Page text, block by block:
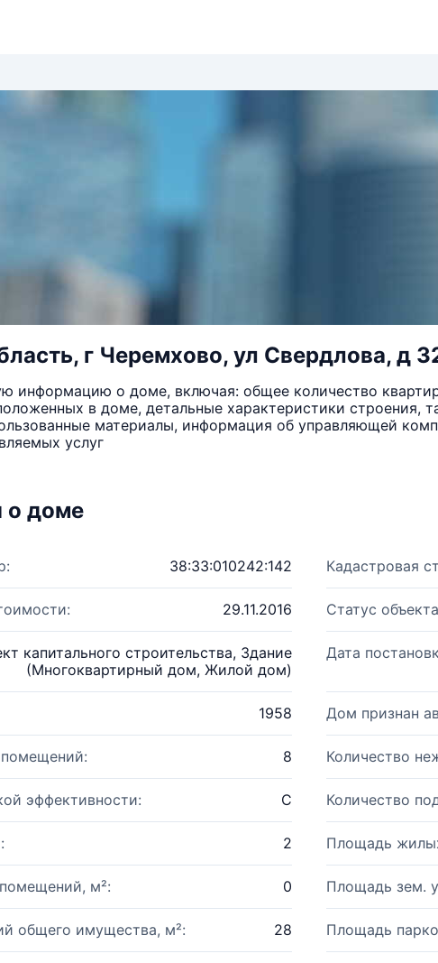
г Черемхово, ул Свердлова, д
информацию о доме, включая: общее количество
в доме, детальные характеристики строения,
материалы, информация об управляющей
услуг
о доме
38:33:010242:142 Кадастровая
29.11.2016 Статус
капитального строительства, Здание
(Многоквартирный дом, Жилой дом)
Дата
1958 Дом признан
8 Количество
эффективности: C Количество
2 Площадь
м²: 0 Площадь зем.
общего имущества, м²: 28 Площадь